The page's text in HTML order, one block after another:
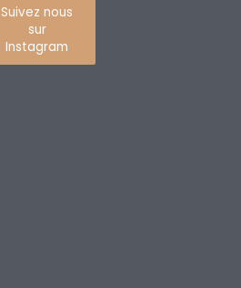
Suivez nous
sur
Instagram